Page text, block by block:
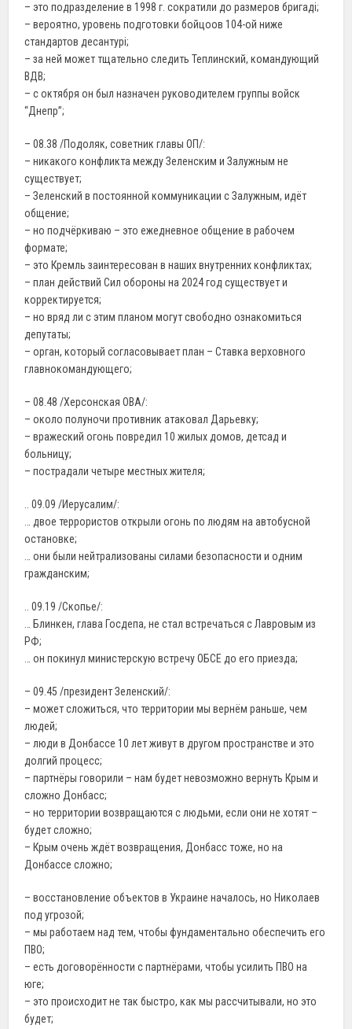
– это подразделение в 1998 г. сократили до размеров бригаді;
– вероятно, уровень подготовки бойцоов 104-ой ниже
стандартов десантурі;
– за ней может тщательно следить Теплинский, командующий
ВДВ;
– с октября он был назначен руководителем группы войск
“Днепр”;
– 08.38 /Подоляк, советник главы ОП/:
– никакого конфликта между Зеленским и Залужным не
существует;
– Зеленский в постоянной коммуникации с Залужным, идёт
общение;
– но подчёркиваю – это ежедневное общение в рабочем
формате;
– это Кремль заинтересован в наших внутренних конфликтах;
– план действий Сил обороны на 2024 год существует и
корректируется;
– но вряд ли с этим планом могут свободно ознакомиться
депутаты;
– орган, который согласовывает план – Ставка верховного
главнокомандующего;
– 08.48 /Херсонская ОВА/:
– около полуночи противник атаковал Дарьевку;
– вражеский огонь повредил 10 жилых домов, детсад и
больницу;
– пострадали четыре местных жителя;
.. 09.09 /Иерусалим/:
… двое террористов открыли огонь по людям на автобусной
остановке;
… они были нейтрализованы силами безопасности и одним
гражданским;
.. 09.19 /Скопье/:
… Блинкен, глава Госдепа, не стал встречаться с Лавровым из
РФ;
… он покинул министерскую встречу ОБСЕ до его приезда;
– 09.45 /президент Зеленский/:
– может сложиться, что территории мы вернём раньше, чем
людей;
– люди в Донбассе 10 лет живут в другом пространстве и это
долгий процесс;
– партнёры говорили – нам будет невозможно вернуть Крым и
сложно Донбасс;
– но территории возвращаются с людьми, если они не хотят –
будет сложно;
– Крым очень ждёт возвращения, Донбасс тоже, но на
Донбассе сложно;
– восстановление объектов в Украине началось, но Николаев
под угрозой;
– мы работаем над тем, чтобы фундаментально обеспечить его
ПВО;
– есть договорённости с партнёрами, чтобы усилить ПВО на
юге;
– это происходит не так быстро, как мы рассчитывали, но это
будет;